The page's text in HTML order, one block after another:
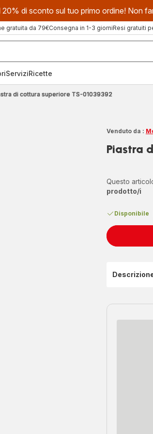
20% di sconto sul tuo primo ordine! Non
gratuita da 79€Consegna in 1-3 giorniResi gratuiti
ServiziRicette
di cottura superiore TS-01039392
Venduto da :
Piastra
Questo
prodotto/i
Disponibile